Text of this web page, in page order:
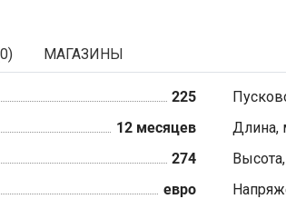
0) МАГАЗИНЫ
225
12 месяцев Длина,
274
евро